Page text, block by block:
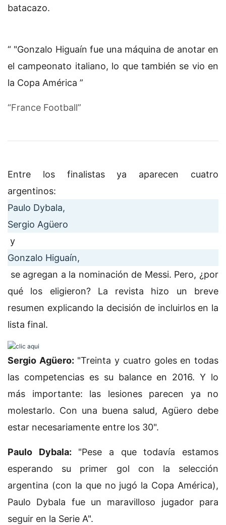
batacazo.
"Gonzalo Higuaín fue una máquina de anotar en
el campeonato italiano, lo que también se vio en
la Copa América
France Football
Entre los finalistas ya aparecen cuatro
argentinos:
Paulo Dybala,
Sergio Agüero
y
Gonzalo Higuaín,
se agregan a la nominación de Messi. Pero, ¿por
qué los eligieron? La revista hizo un breve
resumen explicando la decisión de incluirlos en la
lista final.
Sergio Agüero: "Treinta y cuatro goles en todas
las competencias es su balance en 2016. Y lo
más importante: las lesiones parecen ya no
molestarlo. Con una buena salud, Agüero debe
estar necesariamente entre los 30".
Paulo Dybala: "Pese a que todavía estamos
esperando su primer gol con la selección
argentina (con la que no jugó la Copa América),
Paulo Dybala fue un maravilloso jugador para
seguir en la Serie A".